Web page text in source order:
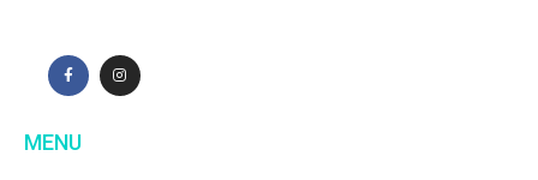
MENU